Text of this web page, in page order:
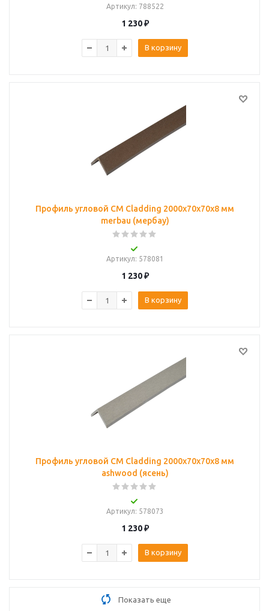
Артикул: 788522
1 230₽
В корзину
Профиль угловой CM Cladding 2000х70х70х8 мм
merbau (мербау)
Артикул: 578081
1 230₽
В корзину
Профиль угловой CM Cladding 2000х70х70х8 мм
ashwood (ясень)
Артикул: 578073
1 230₽
В корзину
Показать еще